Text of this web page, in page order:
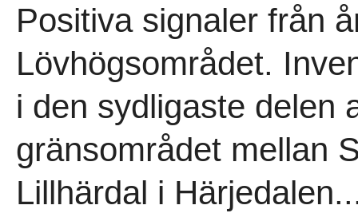
Positiva signaler från
Lövhögsområdet.
i den sydligaste delen
gränsområdet mellan
Lillhärdal i